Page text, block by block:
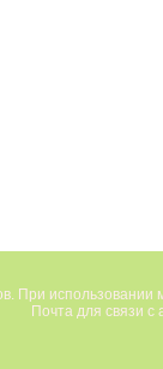
При использовании
Почта для связи